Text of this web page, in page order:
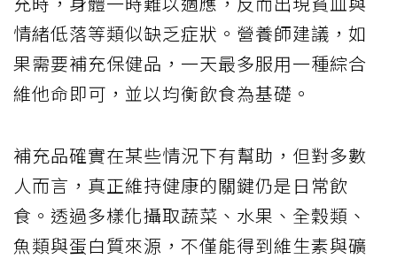
情緒低落等類似缺乏症狀。營養師建議，如
果需要補充保健品，一天最多服用一種綜合
維他命即可，並以均衡飲食為基礎。
補充品確實在某些情況下有幫助，但對多數
人而言，真正維持健康的關鍵仍是日常飲
食。透過多樣化攝取蔬菜、水果、全穀類、
魚類與蛋白質來源，不僅能得到維生素與礦